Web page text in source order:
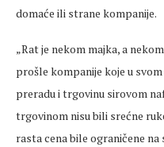
domaće ili strane kompanije.
„Rat je nekom majka, a
prošle kompanije koje u
preradu i trgovinu sirovom
trgovinom nisu bili srećne
rasta cena bile ograničene